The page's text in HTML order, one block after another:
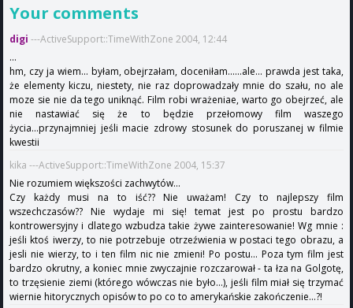
Your comments
digi ---ActiveSupport::TimeWithZone 2004, 12:44
...
hm, czy ja wiem... byłam, obejrzałam, doceniłam......ale... prawda jest taka,
że elementy kiczu, niestety, nie raz doprowadzały mnie do szału, no ale
moze sie nie da tego uniknąć. Film robi wrażeniae, warto go obejrzeć, ale
nie nastawiać się że to będzie przełomowy film waszego
życia...przynajmniej jeśli macie zdrowy stosunek do poruszanej w filmie
kwestii
kika ---ActiveSupport::TimeWithZone 2004, 15:37
Nie rozumiem większości zachwytów...
Czy każdy musi na to iść?? Nie uważam! Czy to najlepszy film
wszechczasów?? Nie wydaje mi się! temat jest po prostu bardzo
kontrowersyjny i dlatego wzbudza takie żywe zainteresowanie! Wg mnie :
jeśli ktoś iwerzy, to nie potrzebuje otrzeźwienia w postaci tego obrazu, a
jesli nie wierzy, to i ten film nic nie zmieni! Po postu... Poza tym film jest
bardzo okrutny, a koniec mnie zwyczajnie rozczarował - ta łza na Golgotę,
to trzęsienie ziemi (którego wówczas nie było...), jeśli film miał się trzymać
wiernie hitorycznych opisów to po co to amerykańskie zakończenie...?!